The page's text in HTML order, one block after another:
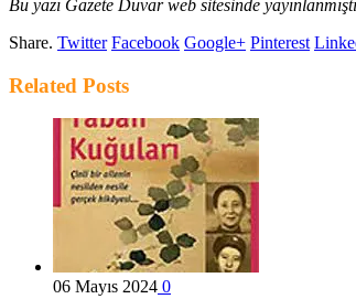
Bu yazı Gazete Duvar web sitesinde
Share. Twitter Facebook Google+ Pinterest
Related Posts
06 Mayıs 2024 0